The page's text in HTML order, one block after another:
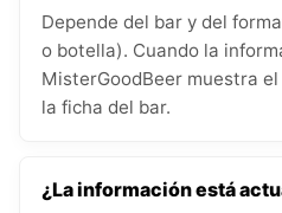
Depende del bar y del
o botella). Cuando la
MisterGoodBeer muestra
la ficha del bar.
¿La información está